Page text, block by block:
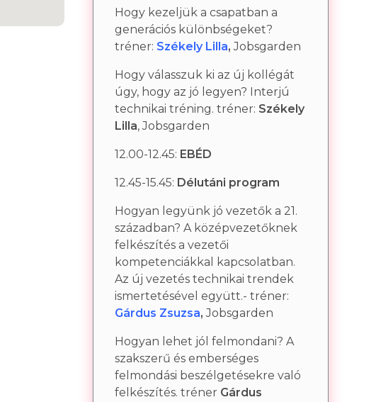
Hogy kezeljük a csapatban a
generációs különbségeket?
tréner: Székely Lilla, Jobsgarden
Hogy válasszuk ki az új kollégát
úgy, hogy az jó legyen? Interjú
technikai tréning. tréner: Székely
Lilla, Jobsgarden
12.00-12.45: EBÉD
12.45-15.45: Délutáni program
Hogyan legyünk jó vezetők a 21.
században? A középvezetőknek
felkészítés a vezetői
kompetenciákkal kapcsolatban.
Az új vezetés technikai trendek
ismertetésével együtt.- tréner:
Gárdus Zsuzsa,Jobsgarden
Hogyan lehet jól felmondani? A
szakszerű és emberséges
felmondási beszélgetésekre való
felkészítés. tréner Gárdus